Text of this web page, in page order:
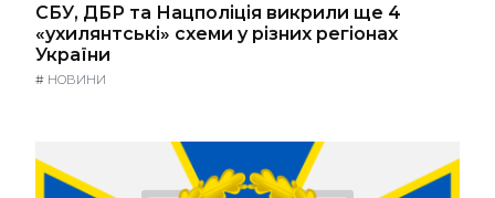
СБУ, ДБР та Нацполіція викрили ще 4
«ухилянтські» схеми у різних регіонах
України
# НОВИНИ